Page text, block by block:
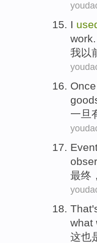
I
work.
我以
一旦
最终 ，
That
what
这也